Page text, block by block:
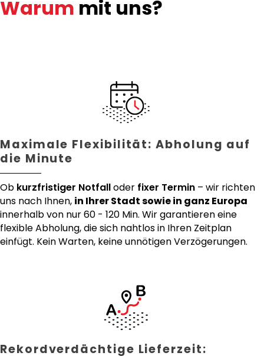
Warum mit uns?
Maximale Flexibilität: Abholung auf
die Minute
Ob kurzfristiger Notfalloder fixer Termin – wir richten
uns nach Ihnen, in Ihrer Stadt sowie in ganz Europa
innerhalb von nur 60 - 120 Min. Wir garantieren eine
flexible Abholung, die sich nahtlos in Ihren Zeitplan
einfügt. Kein Warten, keine unnötigen Verzögerungen.
Rekordverdächtige Lieferzeit: